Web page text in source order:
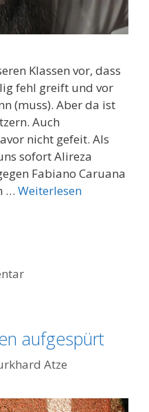
Klassen vor, dass
fehl greift und vor
(muss). Aber da ist
Auch
nicht gefeit. Als
sofort Alireza
Fabiano Caruana
… Weiterlesen
aufgespürt
Atze